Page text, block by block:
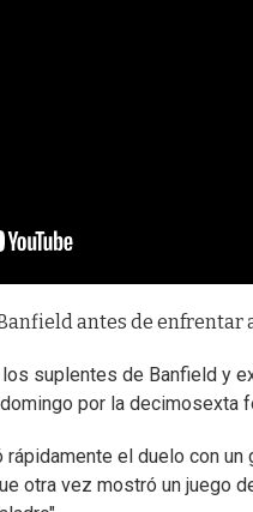
antes de enfrentar
suplentes de Banfield y
por la decimosexta
el duelo con
otra vez mostró un juego